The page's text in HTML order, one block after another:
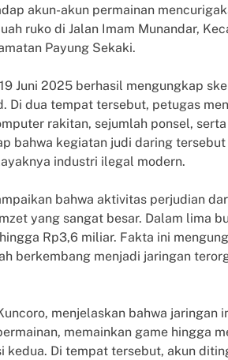
akun-akun permainan
ruko di Jalan Imam Munandar,
Payung Sekaki.
Juni 2025 berhasil mengungkap
Di dua tempat tersebut, petugas
rakitan, sejumlah ponsel,
bahwa kegiatan judi daring
industri ilegal modern.
bahwa aktivitas perjudian
yang sangat besar. Dalam lima
Rp3,6 miliar. Fakta ini
berkembang menjadi jaringan
menjelaskan bahwa jaringan
memainkan game hingga
kedua. Di tempat tersebut, akun